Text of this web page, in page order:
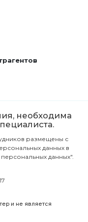
необходима
размещены с
данных в
данных".
и не является